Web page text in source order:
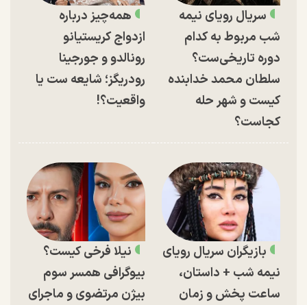
سریال رویای نیمه
شب مربوط به کدام
دوره تاریخی‌ست؟
سلطان محمد خدابنده
کیست و شهر حله
کجاست؟
همه‌چیز درباره
ازدواج کریستیانو
رونالدو و جورجینا
رودریگز؛ شایعه ست یا
واقعیت؟!
بازیگران سریال رویای
نیمه شب + داستان،
ساعت پخش و زمان
نیلا فرخی کیست؟
بیوگرافی همسر سوم
بیژن مرتضوی و ماجرای